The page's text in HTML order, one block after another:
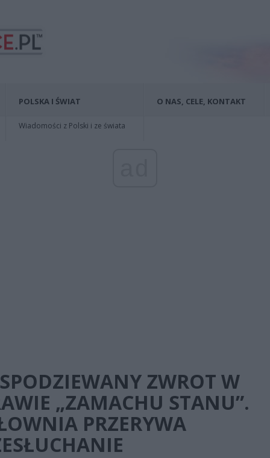
POLSKA I ŚWIAT
Wiadomości z Polski i ze świata
O NAS, CELE, KONTAKT
ZWROT W
„ZAMACHU STANU”.
PRZERYWA